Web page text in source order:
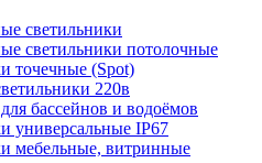
светильники
светильники потолочные
точечные (Spot)
220в
бассейнов и водоёмов
универсальные IP67
мебельные, витринные